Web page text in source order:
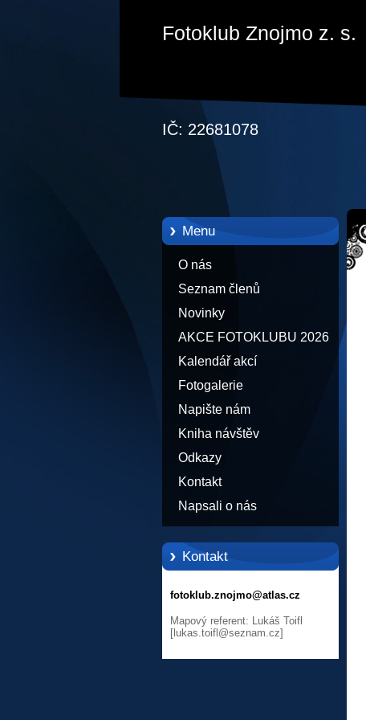
Fotoklub Znojmo z. s.
IČ: 22681078
Menu
O nás
Seznam členů
Novinky
AKCE FOTOKLUBU 2026
Kalendář akcí
Fotogalerie
Napište nám
Kniha návštěv
Odkazy
Kontakt
Napsali o nás
Kontakt
fotoklub.znojmo@atlas.cz
Mapový referent: Lukáš Toifl
[lukas.toifl@seznam.cz]